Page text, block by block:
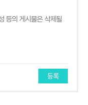
등록